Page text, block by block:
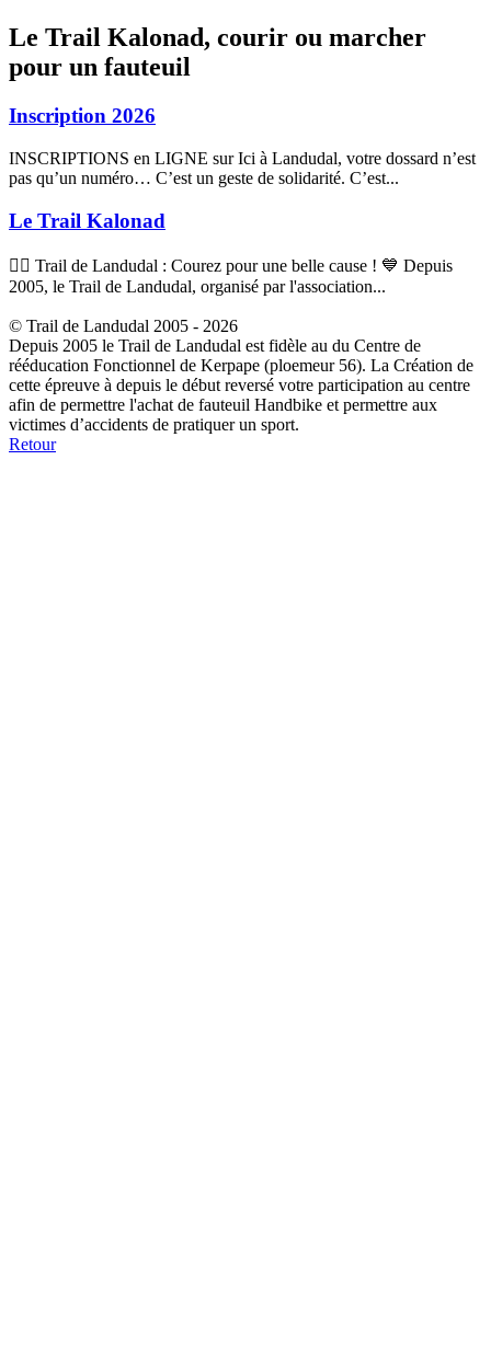
Le Trail Kalonad, courir ou marcher
pour un fauteuil
Inscription 2026
INSCRIPTIONS en LIGNE sur Ici à Landudal, votre dossard n’est
pas qu’un numéro… C’est un geste de solidarité. C’est...
Le Trail Kalonad
🏃‍♂️ Trail de Landudal : Courez pour une belle cause ! 💙 Depuis
2005, le Trail de Landudal, organisé par l'association...
© Trail de Landudal 2005 - 2026
Depuis 2005 le Trail de Landudal est fidèle au du Centre de
rééducation Fonctionnel de Kerpape (ploemeur 56). La Création de
cette épreuve à depuis le début reversé votre participation au centre
afin de permettre l'achat de fauteuil Handbike et permettre aux
victimes d’accidents de pratiquer un sport.
Retour